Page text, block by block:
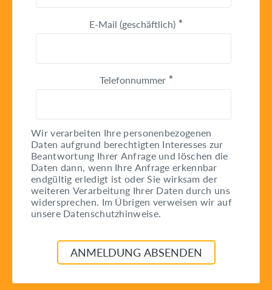
E-Mail (geschäftlich) *
Telefonnummer *
Wir verarbeiten Ihre personenbezogenen
Daten aufgrund berechtigten Interesses zur
Beantwortung Ihrer Anfrage und löschen die
Daten dann, wenn Ihre Anfrage erkennbar
endgültig erledigt ist oder Sie wirksam der
weiteren Verarbeitung Ihrer Daten durch uns
widersprechen. Im Übrigen verweisen wir auf
unsere Datenschutzhinweise.